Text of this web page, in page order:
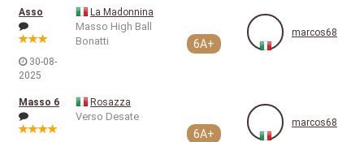
Asso
30-08-
2025
La Madonnina
Masso High Ball
Bonatti
6A+
marcos68
Masso 6 Rosazza
Verso Desate
6A+
marcos68